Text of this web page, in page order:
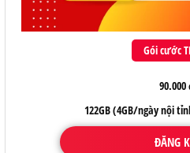
Gói cước
90.000
122GB (4GB/ngày nội
ĐĂNG